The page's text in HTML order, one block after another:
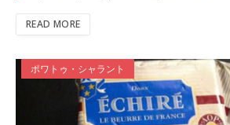
READ MORE
ポワトゥ・シャラント